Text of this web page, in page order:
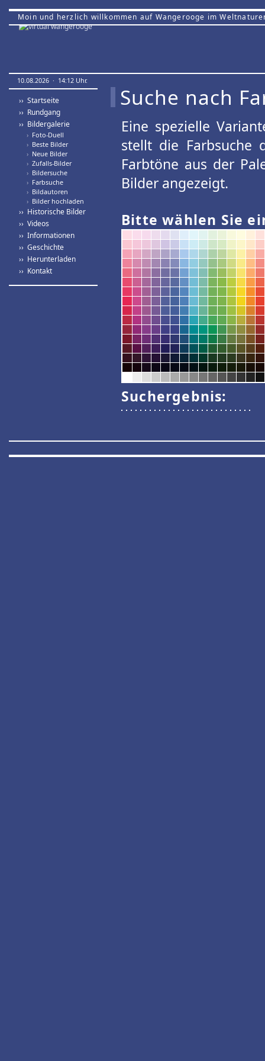
Moin und herzlich willkommen auf Wangerooge im
10.08.2026 · 14:12 Uhr.
›› Startseite
›› Rundgang
›› Bildergalerie
› Foto-Duell
› Beste Bilder
› Neue Bilder
› Zufalls-Bilder
› Bildersuche
› Farbsuche
› Bildautoren
› Bilder hochladen
›› Historische Bilder
›› Videos
›› Informationen
›› Geschichte
›› Herunterladen
›› Kontakt
Suche nach
Eine spezielle
stellt die Farbsuche
Farbtöne aus der
Bilder angezeigt.
Bitte wählen Sie
Suchergebnis: